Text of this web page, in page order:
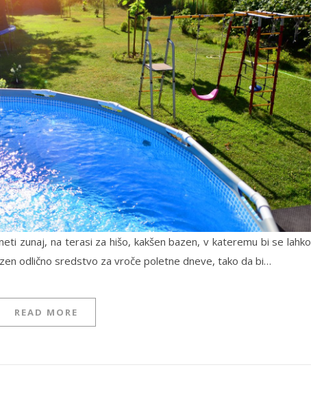
zunaj, na terasi za hišo, kakšen bazen, v kateremu bi se lahko
odlično sredstvo za vroče poletne dneve, tako da bi…
READ MORE